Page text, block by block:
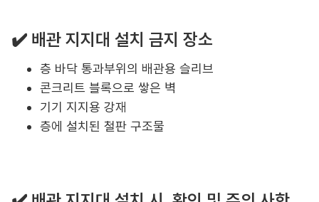
✔️ 배관 지지대 설치 금지 장소
층 바닥 통과부위의 배관용 슬리브
콘크리트 블록으로 쌓은 벽
기기 지지용 강재
층에 설치된 철판 구조물